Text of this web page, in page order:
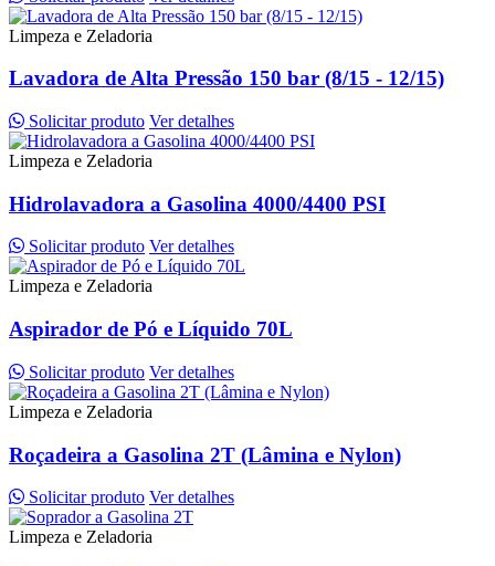
Limpeza e Zeladoria
Lavadora de Alta Pressão 150 bar (8/15 - 12/15)
Solicitar produto Ver detalhes
Limpeza e Zeladoria
Hidrolavadora a Gasolina 4000/4400 PSI
Solicitar produto Ver detalhes
Limpeza e Zeladoria
Aspirador de Pó e Líquido 70L
Solicitar produto Ver detalhes
Limpeza e Zeladoria
Roçadeira a Gasolina 2T (Lâmina e Nylon)
Solicitar produto Ver detalhes
Limpeza e Zeladoria